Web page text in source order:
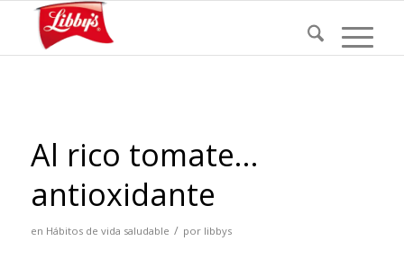
Al rico tomate…
antioxidante
en Hábitos de vida saludable / por libbys